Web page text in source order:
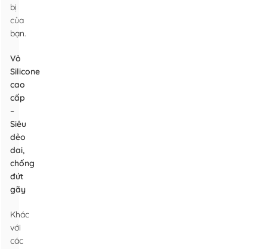
bị
của
bạn.
Vỏ
Silicone
cao
cấp
–
Siêu
dẻo
dai,
chống
đứt
gãy
Khác
với
các